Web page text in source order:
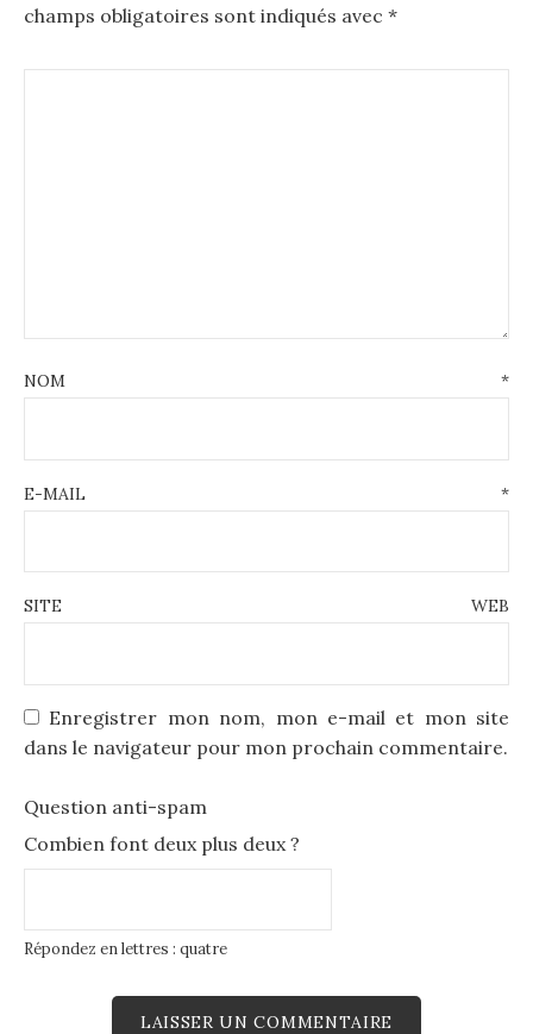
champs obligatoires sont indiqués avec *
NOM *
E-MAIL *
SITE WEB
Enregistrer mon nom, mon e-mail et mon site
dans le navigateur pour mon prochain commentaire.
Question anti-spam
Combien font deux plus deux ?
Répondez en lettres : quatre